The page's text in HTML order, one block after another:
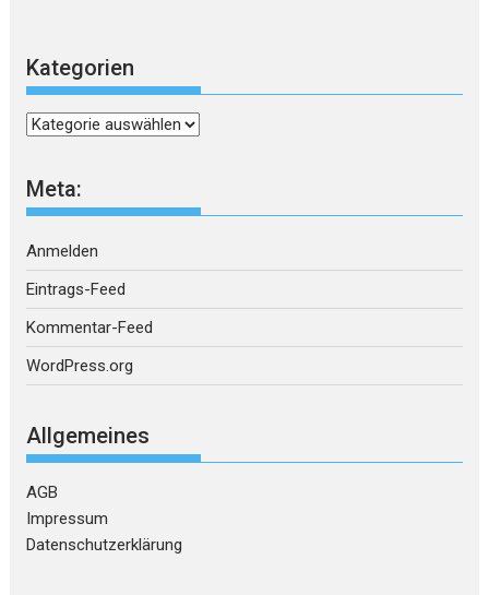
Kategorien
Kategorien
Meta:
Anmelden
Eintrags-Feed
Kommentar-Feed
WordPress.org
Allgemeines
AGB
Impressum
Datenschutzerklärung